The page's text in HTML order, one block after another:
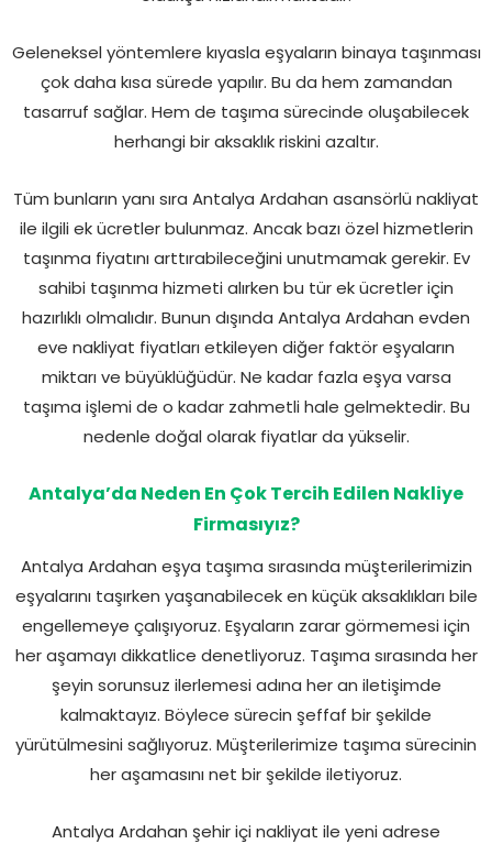
Geleneksel yöntemlere kıyasla eşyaların binaya taşınması
çok daha kısa sürede yapılır. Bu da hem zamandan
tasarruf sağlar. Hem de taşıma sürecinde oluşabilecek
herhangi bir aksaklık riskini azaltır.
Tüm bunların yanı sıra Antalya Ardahan asansörlü nakliyat
ile ilgili ek ücretler bulunmaz. Ancak bazı özel hizmetlerin
taşınma fiyatını arttırabileceğini unutmamak gerekir. Ev
sahibi taşınma hizmeti alırken bu tür ek ücretler için
hazırlıklı olmalıdır. Bunun dışında Antalya Ardahan evden
eve nakliyat fiyatları etkileyen diğer faktör eşyaların
miktarı ve büyüklüğüdür. Ne kadar fazla eşya varsa
taşıma işlemi de o kadar zahmetli hale gelmektedir. Bu
nedenle doğal olarak fiyatlar da yükselir.
Antalya’da Neden En Çok Tercih Edilen Nakliye
Firmasıyız?
Antalya Ardahan eşya taşıma sırasında müşterilerimizin
eşyalarını taşırken yaşanabilecek en küçük aksaklıkları bile
engellemeye çalışıyoruz. Eşyaların zarar görmemesi için
her aşamayı dikkatlice denetliyoruz. Taşıma sırasında her
şeyin sorunsuz ilerlemesi adına her an iletişimde
kalmaktayız. Böylece sürecin şeffaf bir şekilde
yürütülmesini sağlıyoruz. Müşterilerimize taşıma sürecinin
her aşamasını net bir şekilde iletiyoruz.
Antalya Ardahan şehir içi nakliyat ile yeni adrese